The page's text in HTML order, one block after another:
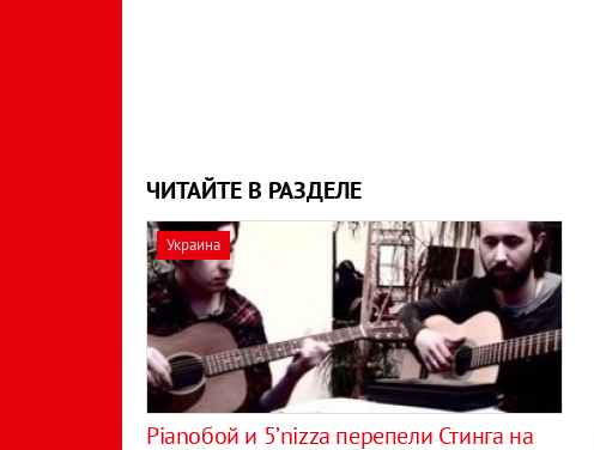
ЧИТАЙТЕ В РАЗДЕЛЕ
Украина
Pianoбой и 5’nizza перепели Стинга на